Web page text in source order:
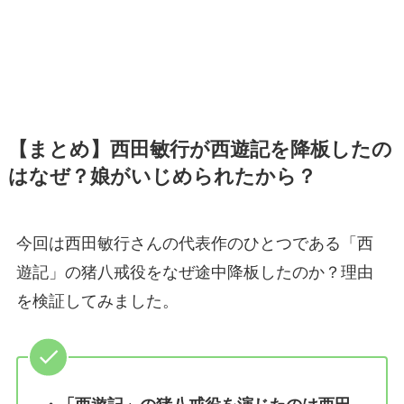
【まとめ】西田敏行が西遊記を降板したの
はなぜ？娘がいじめられたから？
今回は西田敏行さんの代表作のひとつである「西
遊記」の猪八戒役をなぜ途中降板したのか？理由
を検証してみました。